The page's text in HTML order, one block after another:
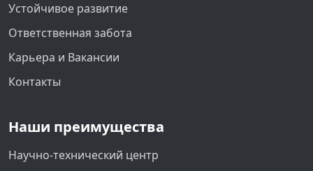
Устойчивое развитие
Ответственная забота
Карьера и Вакансии
Контакты
Наши преимущества
Научно-технический центр